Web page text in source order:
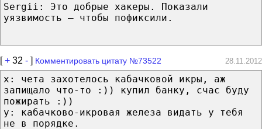
Sergii: Это добрые хакеры. Показали
уязвимость – чтобы пофиксили.
[+ 32 - ] Комментировать цитату №73522 28.11.2012
x: чета захотелось кабачковой икры, аж
запищало что-то :)) купил банку, счас буду
пожирать :))
y: кабачково-икровая железа видать у тебя
не в порядке.